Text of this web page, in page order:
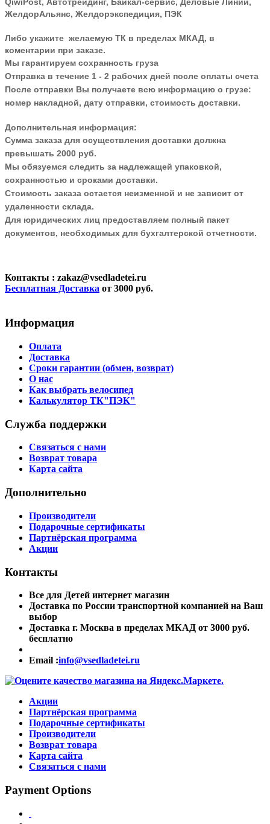
QiwiPost, Автотрейдинг, Байкал-сервис, Деловые Линии,
ЖелдорАльянс, Желдорэкспедиция, ПЭК
Либо укажите желаемую ТК в пределах МКАД, в
коментарии при заказе.
Мы гарантируем сохранность груза
Отправка в течение 1 - 2 рабочих дней после оплаты счета
После отправки Вы получаете всю информацию о грузе:
номер накладной, дату отправки, стоимость доставки.
Дополнительная информация:
Сумма заказа для осуществления доставки должна
превышать 2000 руб.
Мы обязуемся следить за надлежащей упаковкой,
сохранностью и сроками доставки.
Стоимость заказа остается неизменной и не зависит от
удаленности склада.
Для юридических лиц предоставляем полный пакет
документов, необходимых для бухгалтерской отчетности.
Контакты : zakaz@vsedladetei.ru
Бесплатная Доставка от 3000 руб.
Информация
Оплата
Доставка
Сроки гарантии (обмен, возврат)
О нас
Как выбрать велосипед
Калькулятор ТК"ПЭК"
Служба поддержки
Связаться с нами
Возврат товара
Карта сайта
Дополнительно
Производители
Подарочные сертификаты
Партнёрская программа
Акции
Контакты
Все для Детей интернет магазин
Доставка по России транспортной компанией на Ваш
выбор
Доставка г. Москва в пределах МКАД от 3000 руб.
бесплатно
Email :info@vsedladetei.ru
Акции
Партнёрская программа
Подарочные сертификаты
Производители
Возврат товара
Карта сайта
Связаться с нами
Payment Options